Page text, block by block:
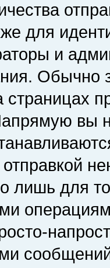
для
и
Обычно
страницах
вы
отправкой
лишь для